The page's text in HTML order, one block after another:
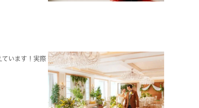
ています！実際